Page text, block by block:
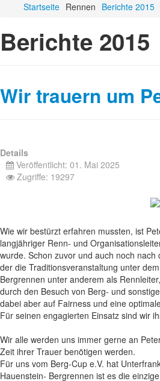
Startseite Rennen Berichte 2015
Berichte 2015
Wir trauern um
Details
Veröffentlicht: 01. Mai 2025
Zugriffe: 19297
Wie wir bestürzt erfahren mussten, ist
langjähriger Renn- und
wurde. Schon zuvor und auch noch
der die Traditionsveranstaltung unter
Bergrennen unter anderem als
durch den Besuch von Berg- und
dabei aber auf Fairness und eine
Für seinen engagierten Einsatz sind wir
Wir alle werden uns immer gerne an
Zeit ihrer Trauer benötigen werden.
Für uns vom Berg-Cup e.V. hat
Hauenstein- Bergrennen ist es die